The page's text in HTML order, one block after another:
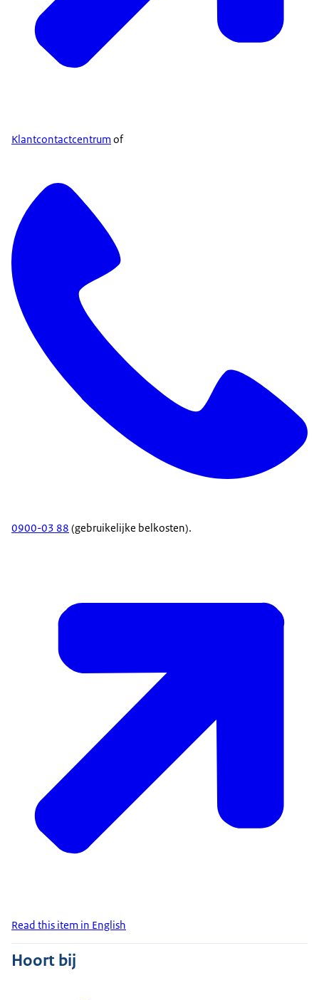
Klantcontactcentrum of
0900-03 88 (gebruikelijke belkosten).
Read this item in English
Hoort bij